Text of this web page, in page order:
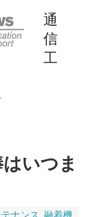
通
信
工
いつま
ナンス, 融着機